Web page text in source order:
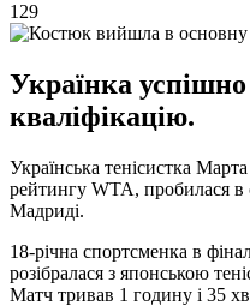
129
Українка
кваліфікацію.
Українська тенісистка
рейтингу WTA, пробилася в
Мадриді.
18-річна спортсменка в
розібралася з японською
Матч тривав 1 годину і 35